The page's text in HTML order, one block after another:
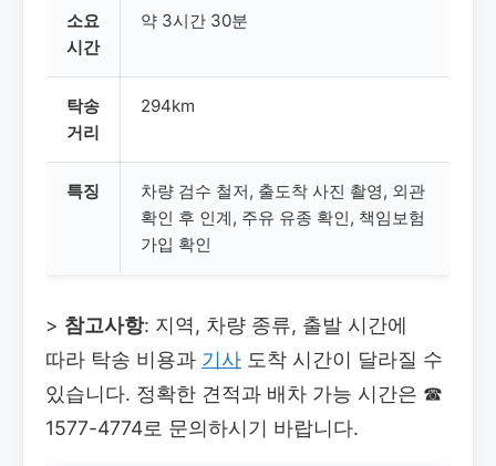
소요
시간
약 3시간 30분
탁송
거리
294km
특징
차량 검수 철저, 출도착 사진 촬영, 외관
확인 후 인계, 주유 유종 확인, 책임보험
가입 확인
> 참고사항: 지역, 차량 종류, 출발 시간에
따라 탁송 비용과 기사 도착 시간이 달라질 수
있습니다. 정확한 견적과 배차 가능 시간은 ☎
1577-4774로 문의하시기 바랍니다.